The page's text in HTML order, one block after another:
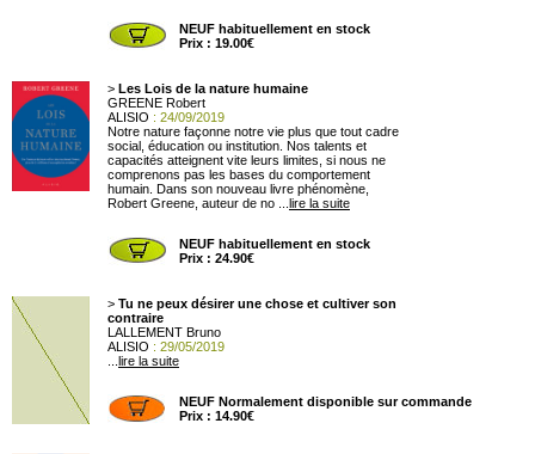
NEUF habituellement en stock
Prix : 19.00€
> Les Lois de la nature humaine
GREENE Robert
ALISIO : 24/09/2019
Notre nature façonne notre vie plus que tout cadre
social, éducation ou institution. Nos talents et
capacités atteignent vite leurs limites, si nous ne
comprenons pas les bases du comportement
humain. Dans son nouveau livre phénomène,
Robert Greene, auteur de no ... lire la suite
NEUF habituellement en stock
Prix : 24.90€
> Tu ne peux désirer une chose et cultiver son
contraire
LALLEMENT Bruno
ALISIO : 29/05/2019
lire la suite
NEUF Normalement disponible sur commande
Prix : 14.90€